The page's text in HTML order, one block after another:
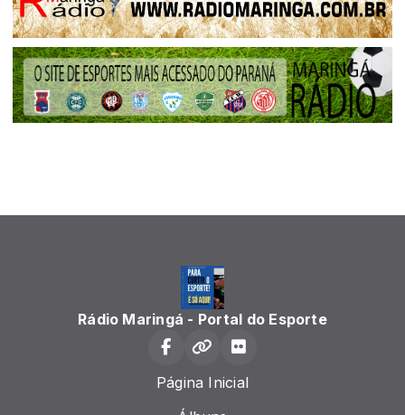
Rádio Maringá - Portal do Esporte
Página Inicial